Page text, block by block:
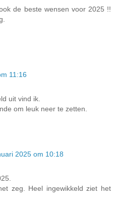
de beste wensen voor 2025 !!
11:16
uit vind ik.
om leuk neer te zetten.
2025 om 10:18
zeg. Heel ingewikkeld ziet het